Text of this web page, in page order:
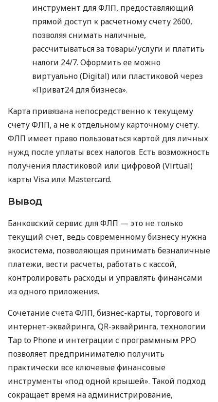
инструмент для ФЛП, предоставляющий
прямой доступ к расчетному счету 2600,
позволяя снимать наличные,
рассчитываться за товары/услуги и платить
налоги 24/7. Оформить ее можно
виртуально (Digital) или пластиковой через
«Приват24 для бизнеса».
Карта привязана непосредственно к текущему
счету ФЛП, а не к отдельному карточному счету.
ФЛП имеет право пользоваться картой для личных
нужд после уплаты всех налогов. Есть возможность
получения пластиковой или цифровой (Virtual)
карты Visa или Mastercard.
Вывод
Банковский сервис для ФЛП — это не только
текущий счет, ведь современному бизнесу нужна
экосистема, позволяющая принимать безналичные
платежи, вести расчеты, работать с кассой,
контролировать расходы и управлять финансами
из одного приложения.
Сочетание счета ФЛП, бизнес-карты, торгового и
интернет-эквайринга, QR-эквайринга, технологии
Tap to Phone и интеграции с программным РРО
позволяет предпринимателю получить
практически все ключевые финансовые
инструменты «под одной крышей». Такой подход
сокращает время на администрирование,